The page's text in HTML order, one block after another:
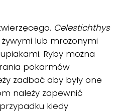
Celestichthys
lub mrożonymi
Ryby można
pokarmów
zadbać aby były one
należy zapewnić
kiedy